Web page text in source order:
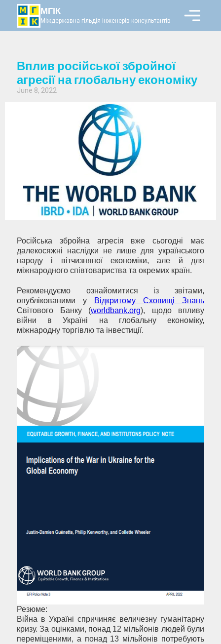
МГІК
Міждержавна гільдія інженерів-консультантів
Вплив російської збройної
агресії на глобальну економіку
June 8, 2022
Російська збройна агресія вже сьогодні має
далекосяжні наслідки не лише для українського
народу і вітчизняної економіки, але й для
міжнародного співтовариства та окремих країн.
Рекомендуємо ознайомитися із звітами,
опублікованими у
Відкритому Сховищі Знань
Світового Банку (worldbank.org), щодо впливу
війни в Україні на глобальну економіку,
міжнародну торгівлю та інвестиції.
Резюме:
Війна в Україні спричиняє величезну гуманітарну
кризу. За оцінками, понад 12 мільйонів людей були
переміщеними, а понад 13 мільйонів потребують